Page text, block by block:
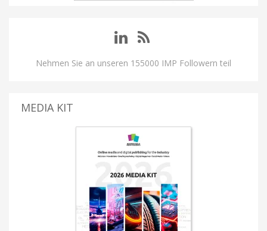
Nehmen Sie an unseren 155000 IMP Followern teil
MEDIA KIT